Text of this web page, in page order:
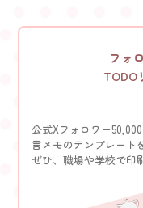
フォ
TODO
公式Xフォロワー
言メモのテンプレート
ぜひ、職場や学校で印